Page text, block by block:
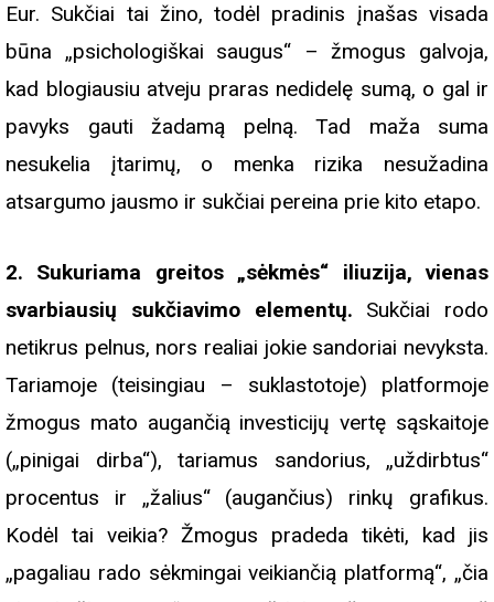
Eur. Sukčiai tai žino, todėl pradinis įnašas visada
būna „psichologiškai saugus“ – žmogus galvoja,
kad blogiausiu atveju praras nedidelę sumą, o gal ir
pavyks gauti žadamą pelną. Tad maža suma
nesukelia įtarimų, o menka rizika nesužadina
atsargumo jausmo ir sukčiai pereina prie kito etapo.
2. Sukuriama greitos „sėkmės“ iliuzija, vienas
svarbiausių sukčiavimo elementų.
Sukčiai rodo
netikrus pelnus, nors realiai jokie sandoriai nevyksta.
Tariamoje (teisingiau – suklastotoje) platformoje
žmogus mato augančią investicijų vertę sąskaitoje
(„pinigai dirba“), tariamus sandorius, „uždirbtus“
procentus ir „žalius“ (augančius) rinkų grafikus.
Kodėl tai veikia? Žmogus pradeda tikėti, kad jis
„pagaliau rado sėkmingai veikiančią platformą“, „čia